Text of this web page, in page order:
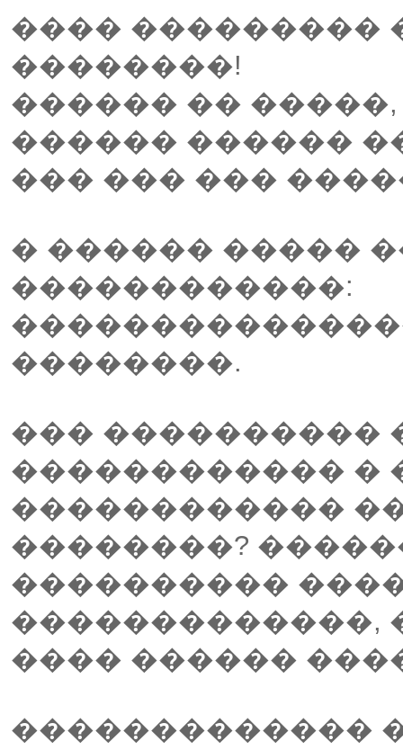
���� ���������
��������!
������ ��
������ ������
��� ��� ���
� ������ �����
������������:
��������.
��� ����������
������������ �
������������
��������?
����������
�������������,
���� ������
�������������